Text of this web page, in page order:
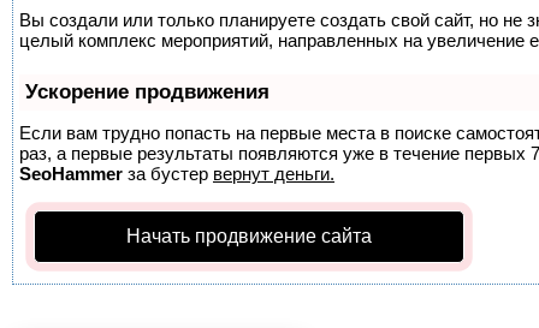
Вы создали или только планируете создать свой сайт, но не
целый комплекс мероприятий, направленных на увеличение
Ускорение продвижения
Если вам трудно попасть на первые места в поиске
раз, а первые результаты появляются уже в течение первых
SeoHammer за бустер вернут деньги.
Начать продвижение сайта